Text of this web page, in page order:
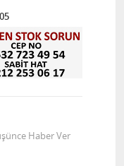
Haber Ver